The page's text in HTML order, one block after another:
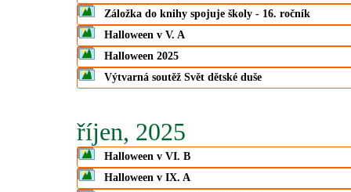
Záložka do knihy spojuje školy - 16. ročník
Halloween v V. A
Halloween 2025
Výtvarná soutěž Svět dětské duše
říjen, 2025
Halloween v VI. B
Halloween v IX. A